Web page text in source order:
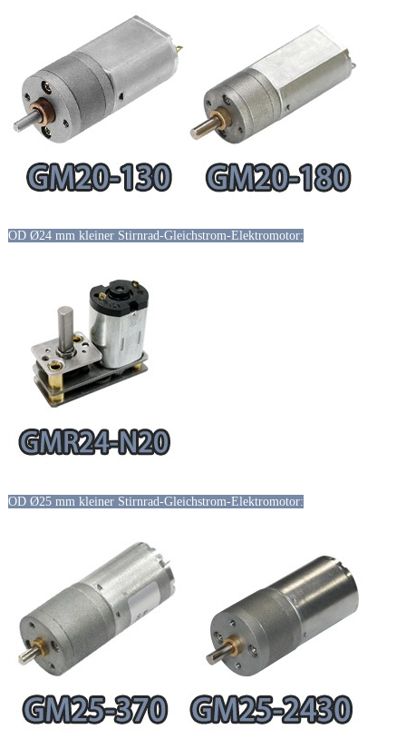
OD Ø24 mm kleiner Stirnrad-Gleichstrom-Elektromotor:
OD Ø25 mm kleiner Stirnrad-Gleichstrom-Elektromotor: